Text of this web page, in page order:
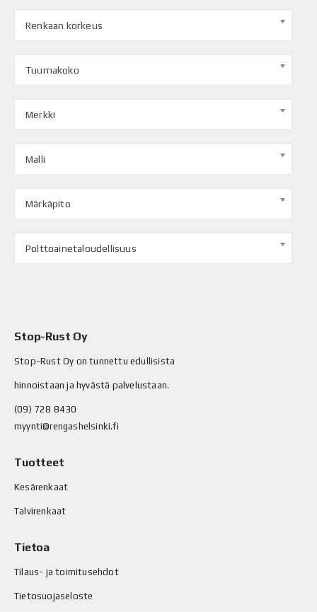
Renkaan korkeus
Tuumakoko
Merkki
Malli
Märkäpito
Polttoainetaloudellisuus
Stop-Rust Oy
Stop-Rust Oy on tunnettu edullisista
hinnoistaan ja hyvästä palvelustaan.
(09) 728 8430
myynti@rengashelsinki.fi
Tuotteet
Kesärenkaat
Talvirenkaat
Tietoa
Tilaus- ja toimitusehdot
Tietosuojaseloste